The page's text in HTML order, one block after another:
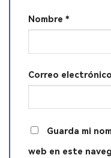
Nombre *
Correo electrónico
Guarda mi
web en este